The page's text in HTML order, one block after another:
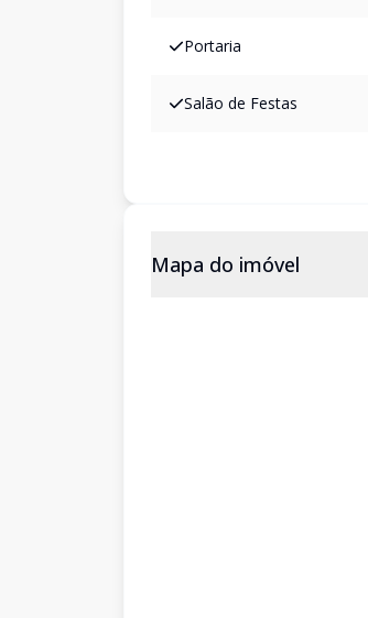
Portaria
Salão de Festas
Mapa do imóvel